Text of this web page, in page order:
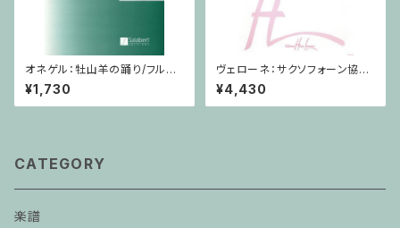
オネゲル：牡山羊の踊り/フルー
ト
¥1,730
ヴェローネ：サクソフォーン協奏
曲 op.65 / アルトサクソフォー
ン,ピアノ
¥4,430
CATEGORY
楽譜